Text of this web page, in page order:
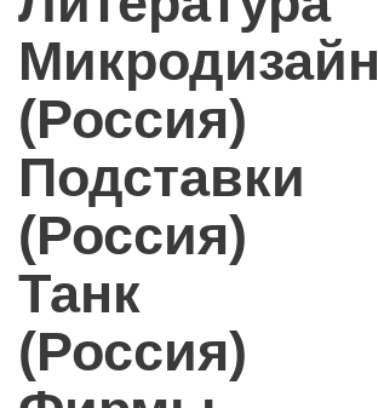
Микродизайн
(Россия)
Подставки
(Россия)
Танк
(Россия)